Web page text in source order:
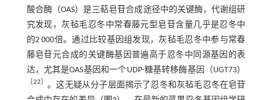
酸合酶（OAS）是三萜皂苷合成途径中的关键酶，代谢组研
究发现，灰毡毛忍冬中常春藤元型皂苷含量几乎是忍冬中
的2 000倍。通过比较基因组发现，灰毡毛忍冬中参与常春
藤皂苷元合成的关键酶基因普遍高于忍冬中同源基因的表
达，尤其是OAS基因和一个UDP-糖基转移酶基因（UGT73）
［22］ 。这无疑从分子层面揭示了忍冬和灰毡毛忍冬在皂苷